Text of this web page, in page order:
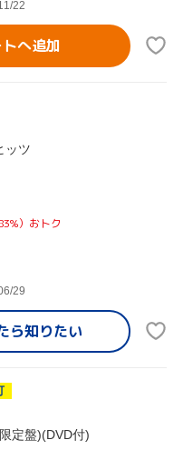
22
へ追加
ッツ
）おトク
29
ら知りたい
定盤)(DVD付)